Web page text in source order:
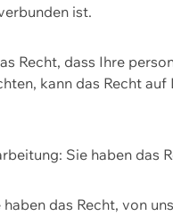
ist.
Recht, dass Ihre
kann das Recht
Sie haben
das Recht, von